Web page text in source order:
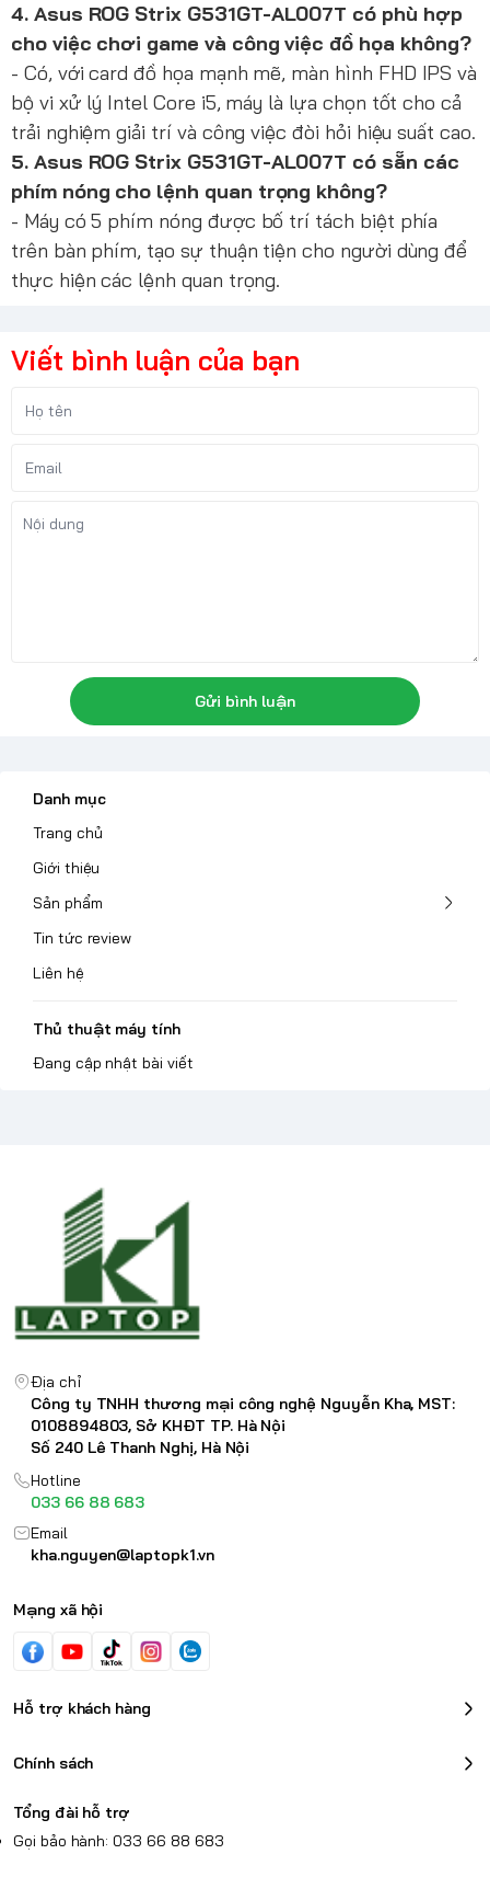
4. Asus ROG Strix G531GT-AL007T có phù hợp
cho việc chơi game và công việc đồ họa không?
- Có, với card đồ họa mạnh mẽ, màn hình FHD IPS và
bộ vi xử lý Intel Core i5, máy là lựa chọn tốt cho cả
trải nghiệm giải trí và công việc đòi hỏi hiệu suất cao.
5. Asus ROG Strix G531GT-AL007T có sẵn các
phím nóng cho lệnh quan trọng không?
- Máy có 5 phím nóng được bố trí tách biệt phía
trên bàn phím, tạo sự thuận tiện cho người dùng để
thực hiện các lệnh quan trọng.
Viết bình luận của bạn
Gửi bình luận
Danh mục
Trang chủ
Giới thiệu
Sản phẩm
Tin tức review
Liên hệ
Thủ thuật máy tính
Đang cập nhật bài viết
Địa chỉ
Công ty TNHH thương mại công nghệ Nguyễn Kha, MST:
0108894803, Sở KHĐT TP. Hà Nội
Số 240 Lê Thanh Nghị, Hà Nội
Hotline
033 66 88 683
Email
kha.nguyen@laptopk1.vn
Mạng xã hội
Hỗ trợ khách hàng
Chính sách
Tổng đài hỗ trợ
Gọi bảo hành: 033 66 88 683